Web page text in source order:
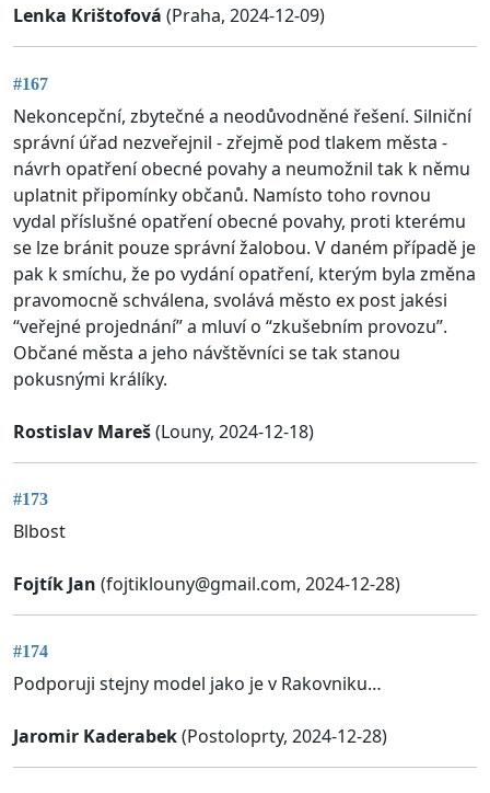
Lenka Krištofová (Praha, 2024-12-09)
#167
Nekoncepční, zbytečné a neodůvodněné řešení. Silniční
správní úřad nezveřejnil - zřejmě pod tlakem města -
návrh opatření obecné povahy a neumožnil tak k němu
uplatnit připomínky občanů. Namísto toho rovnou
vydal příslušné opatření obecné povahy, proti kterému
se lze bránit pouze správní žalobou. V daném případě je
pak k smíchu, že po vydání opatření, kterým byla změna
pravomocně schválena, svolává město ex post jakési
“veřejné projednání” a mluví o “zkušebním provozu”.
Občané města a jeho návštěvníci se tak stanou
pokusnými králíky.
Rostislav Mareš(Louny, 2024-12-18)
#173
Blbost
Fojtík Jan (fojtiklouny@gmail.com, 2024-12-28)
#174
Podporuji stejny model jako je v Rakovniku…
Jaromir Kaderabek(Postoloprty, 2024-12-28)